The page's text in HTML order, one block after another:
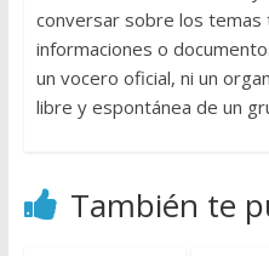
conversar sobre los temas
informaciones o
un vocero oficial, ni un
libre y espontánea de un
También te